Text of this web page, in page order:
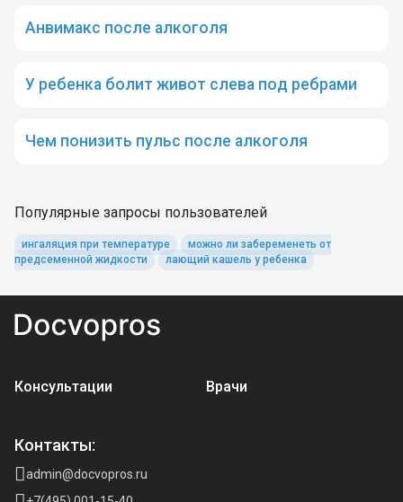
Анвимакс после алкоголя
У ребенка болит живот слева под ребрами
Чем понизить пульс после алкоголя
Популярные запросы пользователей
ингаляция при температуре
можно ли забеременеть от
предсеменной жидкости
лающий кашель у ребенка
Консультации Врачи
Контакты:
admin@docvopros.ru